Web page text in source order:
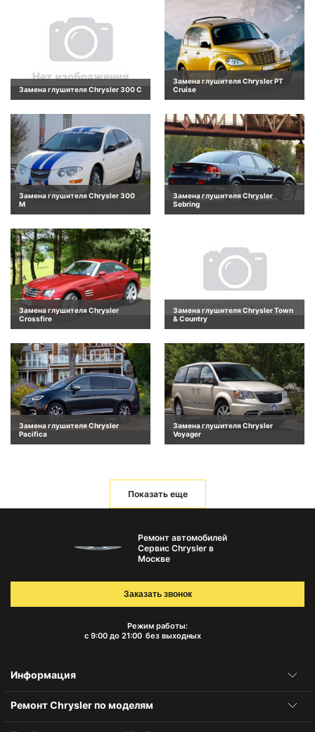
Замена глушителя Chrysler 300 C
Замена глушителя Chrysler PT
Cruise
Замена глушителя Chrysler 300
M
Замена глушителя Chrysler
Sebring
Замена глушителя Chrysler
Crossfire
Замена глушителя Chrysler Town
& Country
Замена глушителя Chrysler
Pacifica
Замена глушителя Chrysler
Voyager
Показать еще
Ремонт автомобилей
Сервис Chrysler в
Москве
Режим работы:
с 9:00 до 21:00 без выходных
Заказать звонок
Информация
Ремонт Chrysler по моделям